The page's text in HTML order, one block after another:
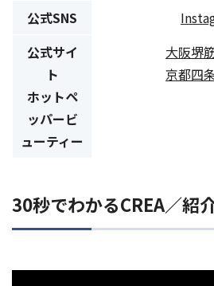
公式SNS
公式サイ
ト
ホットペ
ッパービ
ューティー
大阪堺
京都四
30秒でわかるCREA／紹